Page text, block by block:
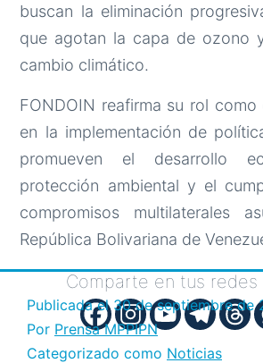
buscan la eliminación
que agotan la capa de ozono
cambio climático.
FONDOIN reafirma su rol
en la implementación de
promueven el desarrollo
protección ambiental y el
compromisos multilaterales
República Bolivariana de
Comparte en tus redes
Publicada el 30 de septiembre de
Por Prensa MPPIPN
Categorizado como Noticias